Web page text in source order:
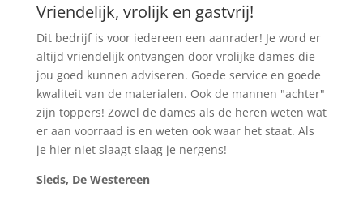
Vriendelijk, vrolijk en gastvrij!
Dit bedrijf is voor iedereen een aanrader! Je word er
altijd vriendelijk ontvangen door vrolijke dames die
jou goed kunnen adviseren. Goede service en goede
kwaliteit van de materialen. Ook de mannen "achter"
zijn toppers! Zowel de dames als de heren weten wat
er aan voorraad is en weten ook waar het staat. Als
je hier niet slaagt slaag je nergens!
Sieds, De Westereen